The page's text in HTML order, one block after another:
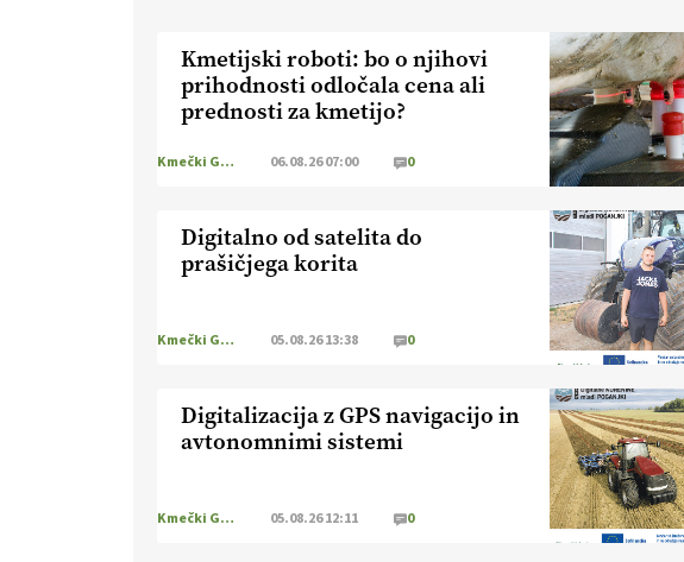
Kmetijski roboti: bo o njihovi
prihodnosti odločala cena ali
prednosti za kmetijo?
Kmečki Glas 06.08.26 07:00 0
Digitalno od satelita do
prašičjega korita
Kmečki Glas 05.08.26 13:38 0
Digitalizacija z GPS navigacijo in
avtonomnimi sistemi
Kmečki Glas 05.08.26 12:11 0